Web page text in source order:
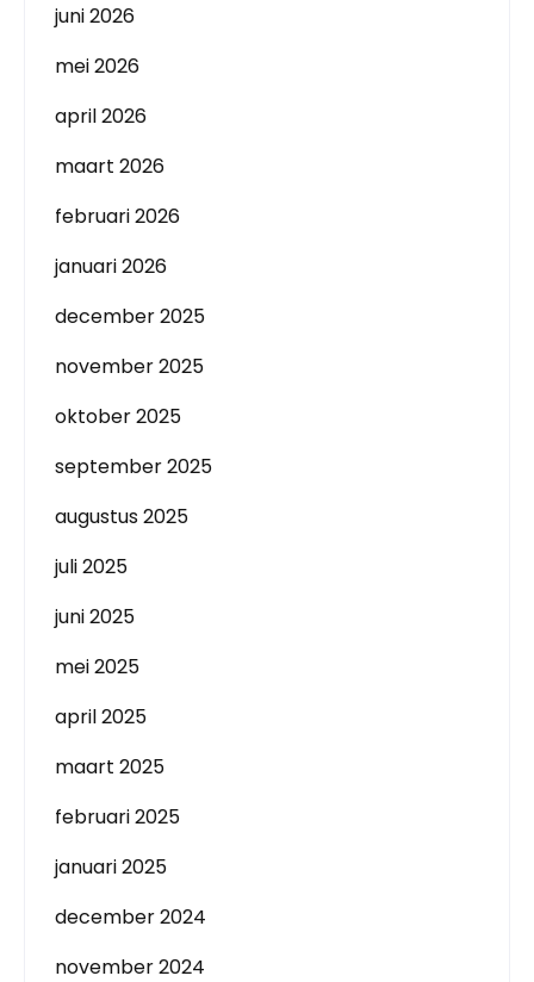
juni 2026
mei 2026
april 2026
maart 2026
februari 2026
januari 2026
december 2025
november 2025
oktober 2025
september 2025
augustus 2025
juli 2025
juni 2025
mei 2025
april 2025
maart 2025
februari 2025
januari 2025
december 2024
november 2024